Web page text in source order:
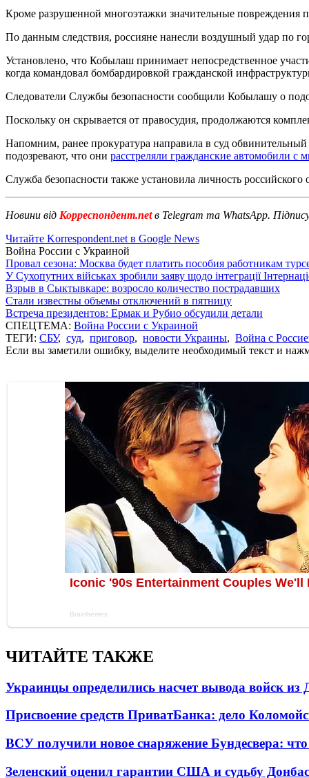
Кроме разрушенной многоэтажки значительные
По данным следствия, россияне нанесли воздушный удар по
Установлено, что Кобылаш принимает непосредственное
когда командовал бомбардировкой гражданской
Следователи Службы безопасности сообщили Кобылашу о
Поскольку он скрывается от правосудия, продолжаются
Напомним, ранее прокуратура направила в суд
подозревают, что они расстреляли гражданские автомобили с
Служба безопасности также установила личность российского
Новини від Корреспондент.netв Telegram та WhatsApp.
Читайте Korrespondent.net в Google News
Война России с Украиной
Провал сезона: Москва будет платить пособия работникам
У Сухопутних військах зробили заяву щодо інтеграції
Взрыв в Сыктывкаре: возросло количество пострадавших
Стали известны объемы отключений в пятницу
Встреча президентов: Ермак и Рубио обсудили детали
СПЕЦТЕМА: Война России с Украиной
ТЕГИ: СБУ, суд, приговор, новости Украины, Война с
Если вы заметили ошибку, выделите необходимый текст и
ЧИТАЙТЕ ТАКЖЕ
Украинцы определились насчет вывода войск из
Присвоение средств ПриватБанка: дело
ВСУ получили новое снаряжение Бундесвера:
Зеленский оценил гарантии США и судьбу